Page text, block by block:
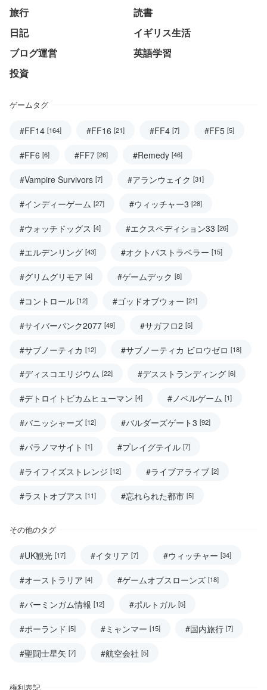
旅行
読書
日記
イギリス生活
ブログ運営
英語学習
投資
ゲームタグ
#FF14 [164] #FF16 [21] #FF4 [7] #FF5 [5]
#FF6 [6] #FF7 [26] #Remedy [46]
#Vampire Survivors [7] #アランウェイク [31]
#インディーゲーム [27] #ウィッチャー3 [28]
#ウォッチドッグス [4] #エクスペディション33 [26]
#エルデンリング [43] #オクトパストラベラー [15]
#グリムグリモア [4] #ゲームデック [8]
#コントロール [12] #ゴッドオブウォー [21]
#サイバーパンク2077 [49] #サガフロ2 [5]
#サブノーティカ [12] #サブノーティカ ビロウゼロ [18]
#ディスコエリジウム [22] #デスストランディング [6]
#デトロイトビカムヒューマン [4] #ノベルゲーム [1]
#バニッシャーズ [12] #バルダーズゲート3 [92]
#パラノマサイト [1] #プレイグテイル [7]
#ライフイズストレンジ [12] #ライブアライブ [2]
#ラストオブアス [11] #忘れられた都市 [5]
その他のタグ
#UK観光 [17] #イタリア [7] #ウィッチャー [34]
#オーストラリア [4] #ゲームオブスローンズ [18]
#バーミンガム情報 [12] #ポルトガル [5]
#ポーランド [5] #ミャンマー [15] #国内旅行 [7]
#聖闘士星矢 [7] #航空会社 [5]
権利表記